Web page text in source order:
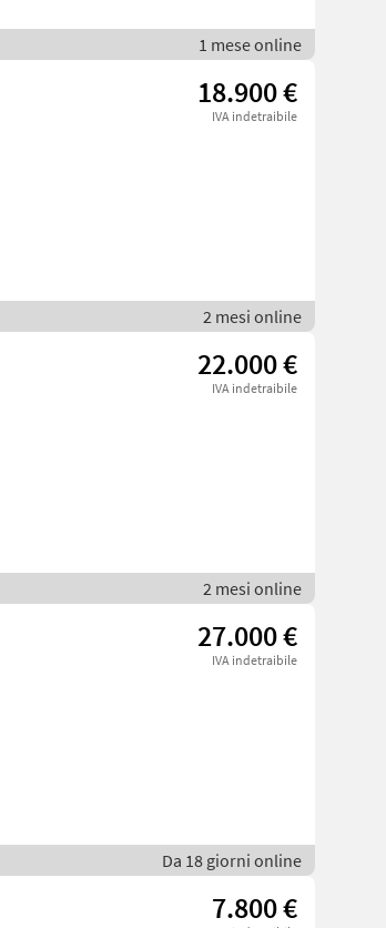
1 mese online
18.900 €
IVA indetraibile
2 mesi online
22.000 €
IVA indetraibile
2 mesi online
27.000 €
IVA indetraibile
Da 18 giorni online
7.800 €